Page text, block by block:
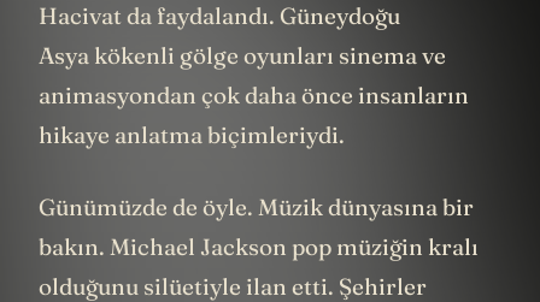
Hacivat da faydalandı. Güneydoğu
Asya kökenli gölge oyunları sinema ve
animasyondan çok daha önce insanların
hikaye anlatma biçimleriydi.
Günümüzde de öyle. Müzik dünyasına bir
bakın. Michael Jackson pop müziğin kralı
olduğunu silüetiyle ilan etti. Şehirler